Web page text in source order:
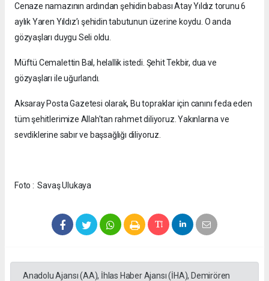
Cenaze namazının ardından şehidin babası Atay Yıldız torunu 6
aylık Yaren Yıldız’ı şehidin tabutunun üzerine koydu. O anda
gözyaşları duygu Seli oldu.
Müftü Cemalettin Bal, helallik istedi. Şehit Tekbir, dua ve
gözyaşları ile uğurlandı.
Aksaray Posta Gazetesi olarak, Bu topraklar için canını feda eden
tüm şehitlerimize Allah'tan rahmet diliyoruz. Yakınlarına ve
sevdiklerine sabır ve başsağlığı diliyoruz.
Foto : Savaş Ulukaya
Anadolu Ajansı (AA), İhlas Haber Ajansı (İHA), Demirören